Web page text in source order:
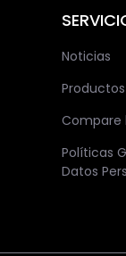
Noticias
Compare
Políticas
Datos